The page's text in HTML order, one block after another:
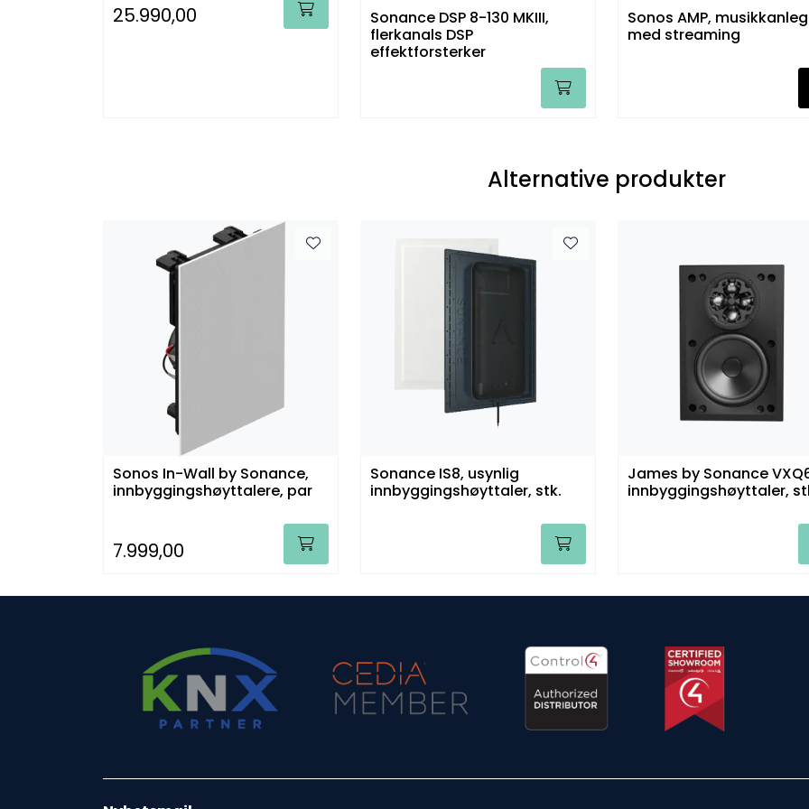
25.990,00
Sonance DSP 8-130 MKIII,
flerkanals DSP
effektforsterker
Sonos AMP,
med streaming
Alternative produkter
Sonos In-Wall by Sonance,
innbyggingshøyttalere, par
7.999,00
Sonance IS8, usynlig
innbyggingshøyttaler, stk.
James by Sonance
innbyggingshøyttaler,